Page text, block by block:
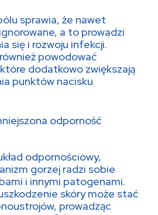
sprawia, że nawet
a to prowadzi
się i rozwoju infekcji.
powodować
dodatkowo zwiększają
punktów nacisku
odporność
odpornościowy,
gorzej radzi sobie
i innymi patogenami.
skóry może stać
prowadząc